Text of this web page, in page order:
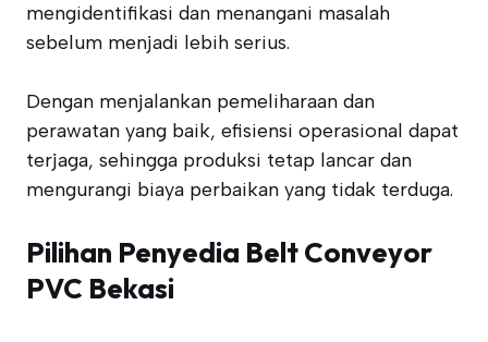
mengidentifikasi dan menangani masalah
sebelum menjadi lebih serius.
Dengan menjalankan pemeliharaan dan
perawatan yang baik, efisiensi operasional dapat
terjaga, sehingga produksi tetap lancar dan
mengurangi biaya perbaikan yang tidak terduga.
Pilihan Penyedia Belt Conveyor
PVC Bekasi